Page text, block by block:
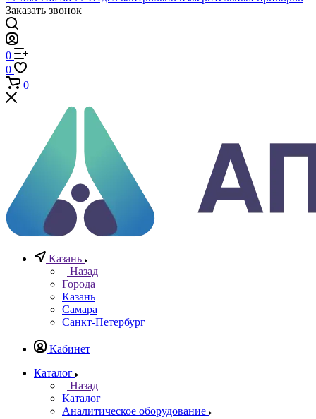
+7 (812) 640-40-13
По всем вопросам
8 800 777 20 78
Отдел неразрушающего контроля
+7 965 786 38 77
Отдел контрольно измерительных приборов
Заказать звонок
0
0
0
Казань